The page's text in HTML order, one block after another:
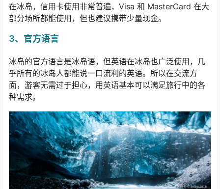
在冰岛，信用卡使用非常普遍，Visa 和 MasterCard 在大
部分场所都能使用，但也建议携带少量现金。
3、官方语言
冰岛的官方语言是冰岛语，但英语在冰岛也广泛使用，几
乎所有的冰岛人都能说一口流利的英语。所以在交流方
面，游客无需过于担心，用英语基本可以满足旅行中的各
种需求。